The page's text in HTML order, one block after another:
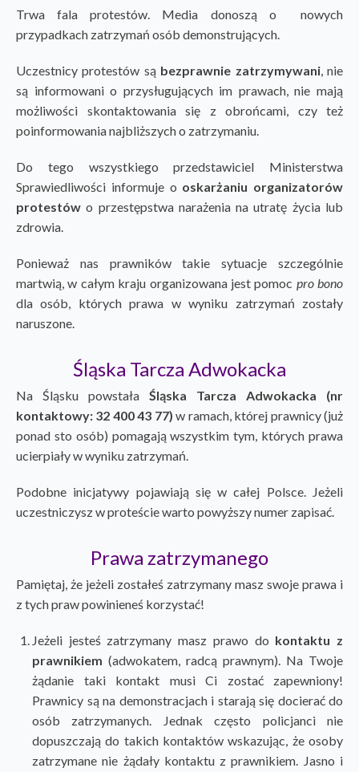
Trwa fala protestów. Media donoszą o nowych
przypadkach zatrzymań osób demonstrujących.
Uczestnicy protestów są bezprawnie zatrzymywani, nie
są informowani o przysługujących im prawach, nie mają
możliwości skontaktowania się z obrońcami, czy też
poinformowania najbliższych o zatrzymaniu.
Do tego wszystkiego przedstawiciel Ministerstwa
Sprawiedliwości informuje o oskarżaniu organizatorów
protestów o przestępstwa narażenia na utratę życia lub
zdrowia.
Ponieważ nas prawników takie sytuacje szczególnie
martwią, w całym kraju organizowana jest pomoc pro bono
dla osób, których prawa w wyniku zatrzymań zostały
naruszone.
Śląska Tarcza Adwokacka
Na Śląsku powstała Śląska Tarcza Adwokacka
(nr
kontaktowy: 32 400 43 77) w ramach, której prawnicy (już
ponad sto osób) pomagają wszystkim tym, których prawa
ucierpiały w wyniku zatrzymań.
Podobne inicjatywy pojawiają się w całej Polsce. Jeżeli
uczestniczysz w proteście warto powyższy numer zapisać.
Prawa zatrzymanego
Pamiętaj, że jeżeli zostałeś zatrzymany masz swoje prawa i
z tych praw powinieneś korzystać!
Jeżeli jesteś zatrzymany masz prawo do kontaktu z
prawnikiem (adwokatem, radcą prawnym). Na Twoje
żądanie taki kontakt musi Ci zostać zapewniony!
Prawnicy są na demonstracjach i starają się docierać do
osób zatrzymanych. Jednak często policjanci nie
dopuszczają do takich kontaktów wskazując, że osoby
zatrzymane nie żądały kontaktu z prawnikiem. Jasno i